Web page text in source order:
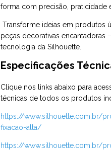
forma com precisão, praticidade
Transforme ideias em produtos
peças decorativas encantadoras
tecnologia da Silhouette.
Especificações
Clique nos links abaixo para
técnicas de todos os produtos
https://www.silhouette.com.br/
fixacao-alta/
https://www.silhouette.com.br/